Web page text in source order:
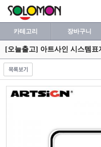
카테고리 장바구니
[오늘출고] 아트사인 시스템표